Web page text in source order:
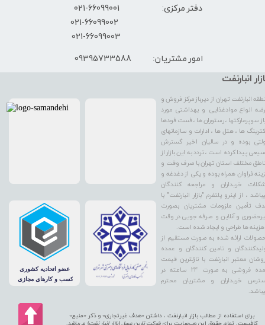
انبارنفت
انبارنفت تهران از دیرباز مرکز فروش و
انواع موادغذایی و بهداشتی مورد
سوپرمارکتها ، رستوران ها ، فست فودها
ها ، هتل ها ، ادارات و سازمانهای
بوده و در سالیان اخیر گسترش
پیدا کرده است ، تردد به این بازار از
مختلف استان تهران با صرف وقت و
فراوان همراه بوده و یکی از دغدغه و
خریداران و مراجعه کنندگان
، از اینرو پلتفرم "بازار انبارنفت" با
تأمین ملزومات مشتریان بصورت
و آنلاین و صرفه جویی در وقت
ها طراحی و ایجاد شده است.
ارائه شده به صورت مستقیم از
و تامین کنندگان و عمده
معتبر انبارنفت با نازلترین قیمت
عمده فروشی به صورت 24 ساعته در
خریداران و مشتریان محترم
برای استفاده از مطالب بازار انبارنفت ، داشتن «هدف غیرتجاری» و ذکر «منبع»
دفتر مرکزی: 66099001-021
امور مشتریان:
​021-66099002